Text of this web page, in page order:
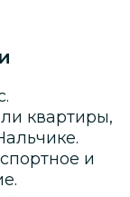
квартиры,
и